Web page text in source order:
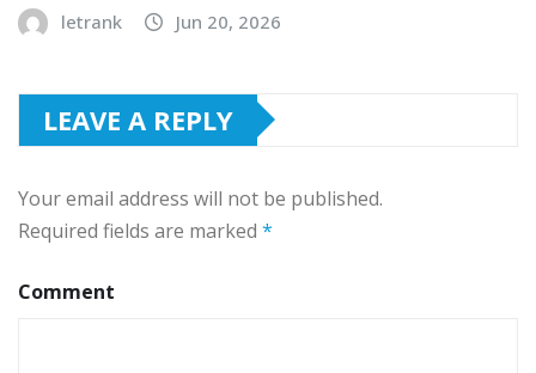
letrank Jun 20, 2026
LEAVE A REPLY
Your email address will not be published.
Required fields are marked *
Comment